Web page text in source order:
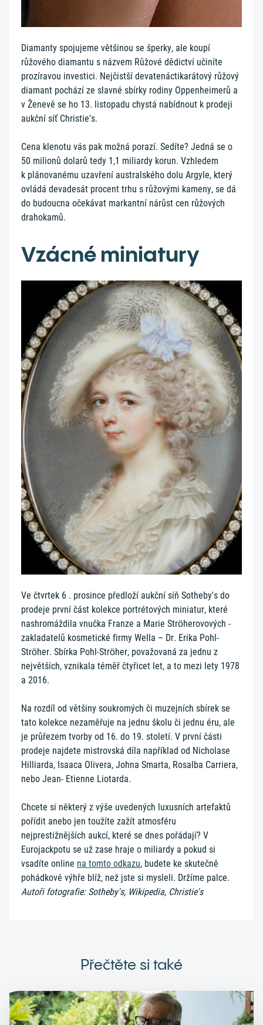
Diamanty spojujeme většinou se šperky, ale koupí
růžového diamantu s názvem Růžové dědictví učiníte
prozíravou investici. Nejčistší devatenáctikarátový růžový
diamant pochází ze slavné sbírky rodiny Oppenheimerů a
v Ženevě se ho 13. listopadu chystá nabídnout k prodeji
aukční síť Christie's.
Cena klenotu vás pak možná porazí. Sedíte? Jedná se o
50 milionů dolarů tedy 1,1 miliardy korun. Vzhledem
k plánovanému uzavření australského dolu Argyle, který
ovládá devadesát procent trhu s růžovými kameny, se dá
do budoucna očekávat markantní nárůst cen růžových
drahokamů.
Vzácné miniatury
Ve čtvrtek 6 . prosince předloží aukční síň Sotheby's do
prodeje první část kolekce portrétových miniatur, které
nashromáždila vnučka Franze a Marie Ströherovových -
zakladatelů kosmetické firmy Wella – Dr. Erika Pohl-
Ströher. Sbírka Pohl-Ströher, považovaná za jednu z
největších, vznikala téměř čtyřicet let, a to mezi lety 1978
a 2016.
Na rozdíl od většiny soukromých či muzejních sbírek se
tato kolekce nezaměřuje na jednu školu či jednu éru, ale
je průřezem tvorby od 16. do 19. století. V první části
prodeje najdete mistrovská díla například od Nicholase
Hilliarda, Isaaca Olivera, Johna Smarta, Rosalba Carriera,
nebo Jean- Etienne Liotarda.
Chcete si některý z výše uvedených luxusních artefaktů
pořídit anebo jen toužíte zažít atmosféru
nejprestižnějších aukcí, které se dnes pořádají? V
Eurojackpotu se už zase hraje o miliardy a pokud si
vsadíte online na tomto odkazu, budete ke skutečně
pohádkové výhře blíž, než jste si mysleli. Držíme palce.
Autoři fotografie: Sotheby's, Wikipedia, Christie's
Přečtěte si také